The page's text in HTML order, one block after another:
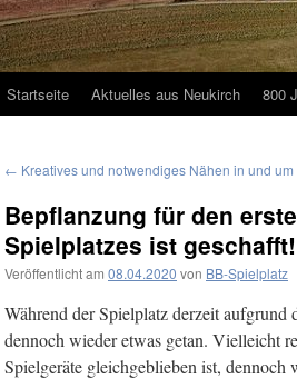
Zum
springen
Startseite Aktuelles aus Neukirch 800
← Kreatives und notwendiges Nähen in und
Bepflanzung für den
Spielplatzes ist geschafft!
Veröffentlicht am 08.04.2020 von BB-Spielplatz
Während der Spielplatz derzeit aufgrund
dennoch wieder etwas getan. Vielleicht
Spielgeräte gleichgeblieben ist,